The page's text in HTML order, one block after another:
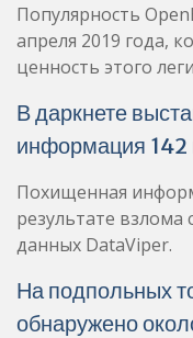
Популярность
апреля 2019 года,
ценность этого
В даркнете
информация 142
Похищенная
результате взлома
данных DataViper.
На подпольных
обнаружено